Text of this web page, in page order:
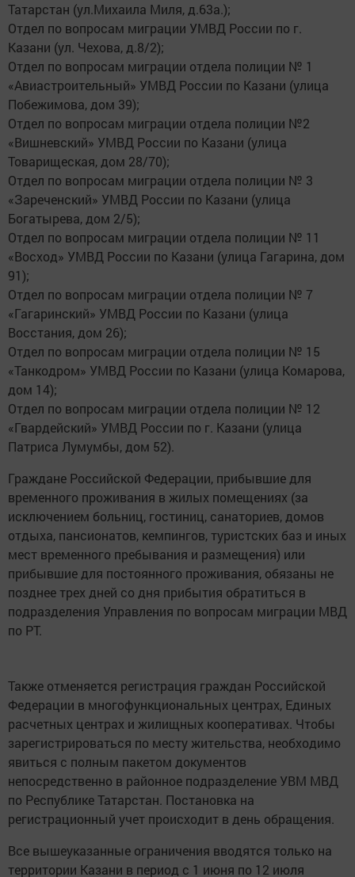
Татарстан (ул.Михаила Миля, д.63а.);
Отдел по вопросам миграции УМВД России по г.
Казани (ул. Чехова, д.8/2);
Отдел по вопросам миграции отдела полиции № 1
«Авиастроительный» УМВД России по Казани (улица
Побежимова, дом 39);
Отдел по вопросам миграции отдела полиции №2
«Вишневский» УМВД России по Казани (улица
Товарищеская, дом 28/70);
Отдел по вопросам миграции отдела полиции № 3
«Зареченский» УМВД России по Казани (улица
Богатырева, дом 2/5);
Отдел по вопросам миграции отдела полиции № 11
«Восход» УМВД России по Казани (улица Гагарина, дом
91);
Отдел по вопросам миграции отдела полиции № 7
«Гагаринский» УМВД России по Казани (улица
Восстания, дом 26);
Отдел по вопросам миграции отдела полиции № 15
«Танкодром» УМВД России по Казани (улица Комарова,
дом 14);
Отдел по вопросам миграции отдела полиции № 12
«Гвардейский» УМВД России по г. Казани (улица
Патриса Лумумбы, дом 52).
Граждане Российской Федерации, прибывшие для
временного проживания в жилых помещениях (за
исключением больниц, гостиниц, санаториев, домов
отдыха, пансионатов, кемпингов, туристских баз и иных
мест временного пребывания и размещения) или
прибывшие для постоянного проживания, обязаны не
позднее трех дней со дня прибытия обратиться в
подразделения Управления по вопросам миграции МВД
по РТ.
Также отменяется регистрация граждан Российской
Федерации в многофункциональных центрах, Единых
расчетных центрах и жилищных кооперативах. Чтобы
зарегистрироваться по месту жительства, необходимо
явиться с полным пакетом документов
непосредственно в районное подразделение УВМ МВД
по Республике Татарстан. Постановка на
регистрационный учет происходит в день обращения.
Все вышеуказанные ограничения вводятся только на
территории Казани в период с 1 июня по 12 июля